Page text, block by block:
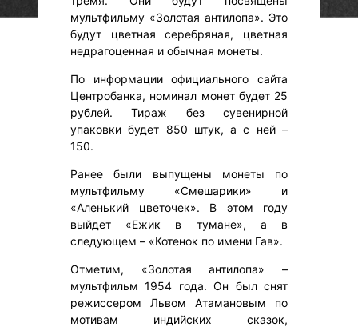
мультфильму «Золотая антилопа». Это
будут цветная серебряная, цветная
недрагоценная и обычная монеты.
По информации официального сайта
Центробанка, номинал монет будет 25
рублей. Тираж без сувенирной
упаковки будет 850 штук, а с ней –
150.
Ранее были выпущены монеты по
мультфильму «Смешарики» и
«Аленький цветочек». В этом году
выйдет «Ежик в тумане», а в
следующем – «Котенок по имени Гав».
Отметим, «Золотая антилопа» –
мультфильм 1954 года. Он был снят
режиссером Львом Атамановым по
мотивам индийских сказок,